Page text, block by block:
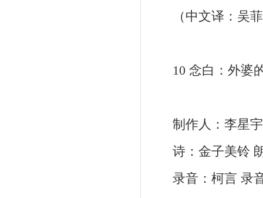
（中文译：吴
10 念白：外婆
制作人：李星宇
诗：金子美铃
录音：柯言 录音